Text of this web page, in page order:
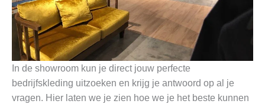
In de showroom kun je direct jouw perfecte
bedrijfskleding uitzoeken en krijg je antwoord op al je
vragen. Hier laten we je zien hoe we je het beste kunnen